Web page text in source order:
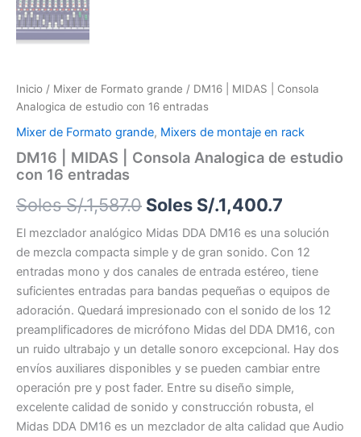
Inicio / Mixer de Formato grande / DM16 | MIDAS | Consola
Analogica de estudio con 16 entradas
Mixer de Formato grande, Mixers de montaje en rack
DM16 | MIDAS | Consola Analogica de estudio
con 16 entradas
Soles S/.1,587.0 Soles S/.1,400.7
El mezclador analógico Midas DDA DM16 es una solución
de mezcla compacta simple y de gran sonido. Con 12
entradas mono y dos canales de entrada estéreo, tiene
suficientes entradas para bandas pequeñas o equipos de
adoración. Quedará impresionado con el sonido de los 12
preamplificadores de micrófono Midas del DDA DM16, con
un ruido ultrabajo y un detalle sonoro excepcional. Hay dos
envíos auxiliares disponibles y se pueden cambiar entre
operación pre y post fader. Entre su diseño simple,
excelente calidad de sonido y construcción robusta, el
Midas DDA DM16 es un mezclador de alta calidad que Audio